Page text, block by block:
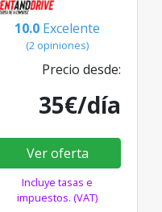
10.0 Excelente
(2 opiniones)
Precio desde:
35€/día
Ver oferta
Incluye tasas e
impuestos. (VAT)